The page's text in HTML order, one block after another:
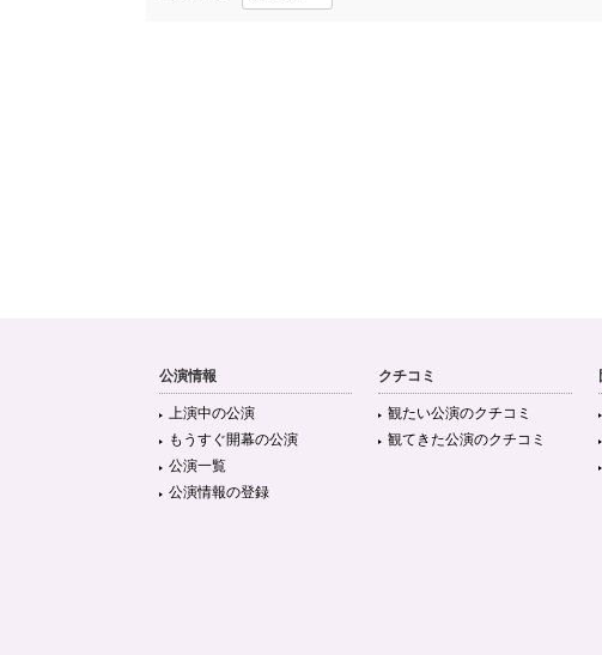
公演情報
上演中の公演
もうすぐ開幕の公演
公演一覧
公演情報の登録
クチコミ
観たい公演のクチコミ
観てきた公演のクチコミ